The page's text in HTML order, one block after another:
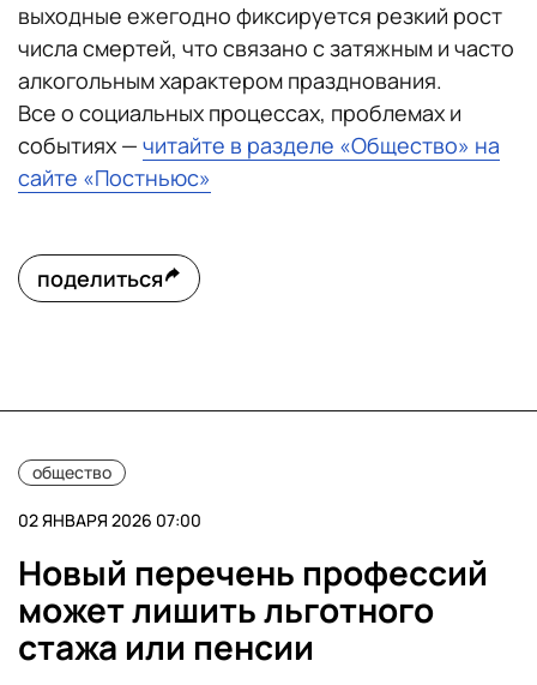
выходные ежегодно фиксируется резкий рост
числа смертей, что связано с затяжным и часто
алкогольным характером празднования.
Все о социальных процессах, проблемах и
событиях — читайте в разделе «Общество» на
сайте «Постньюс»
поделиться
общество
02 ЯНВАРЯ 2026 07:00
Новый перечень профессий
может лишить льготного
стажа или пенсии